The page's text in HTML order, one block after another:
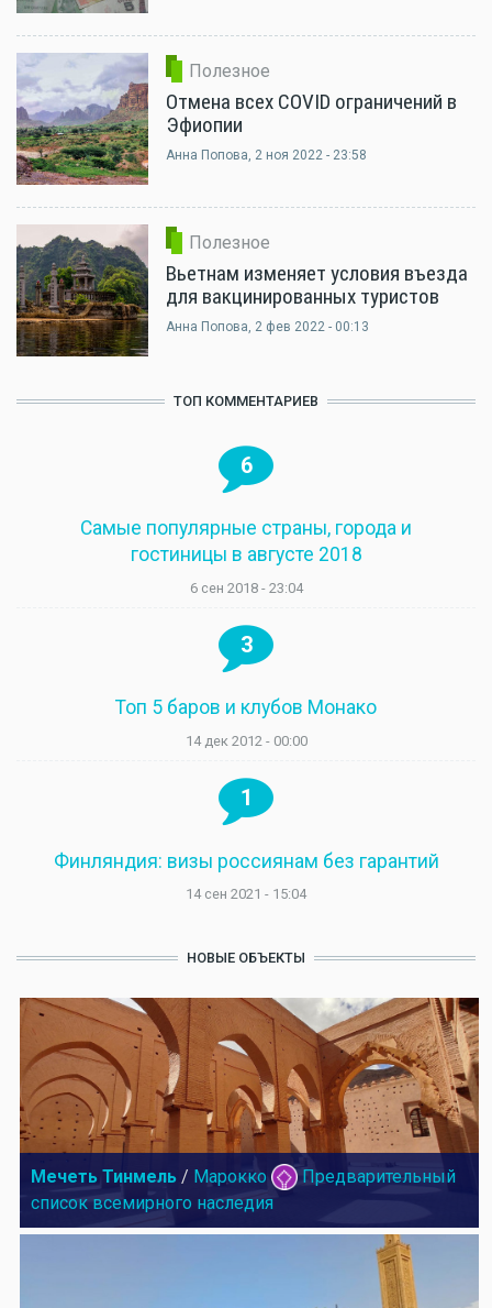
Полезное
Отмена всех COVID ограничений в
Эфиопии
Анна Попова, 2 ноя 2022 - 23:58
Полезное
Вьетнам изменяет условия въезда
для вакцинированных туристов
Анна Попова, 2 фев 2022 - 00:13
ТОП КОММЕНТАРИЕВ
6
Самые популярные страны, города и
гостиницы в августе 2018
6 сен 2018 - 23:04
3
Топ 5 баров и клубов Монако
14 дек 2012 - 00:00
1
Финляндия: визы россиянам без гарантий
14 сен 2021 - 15:04
НОВЫЕ ОБЪЕКТЫ
Мечеть Тинмель / Марокко
Предварительный
список всемирного наследия